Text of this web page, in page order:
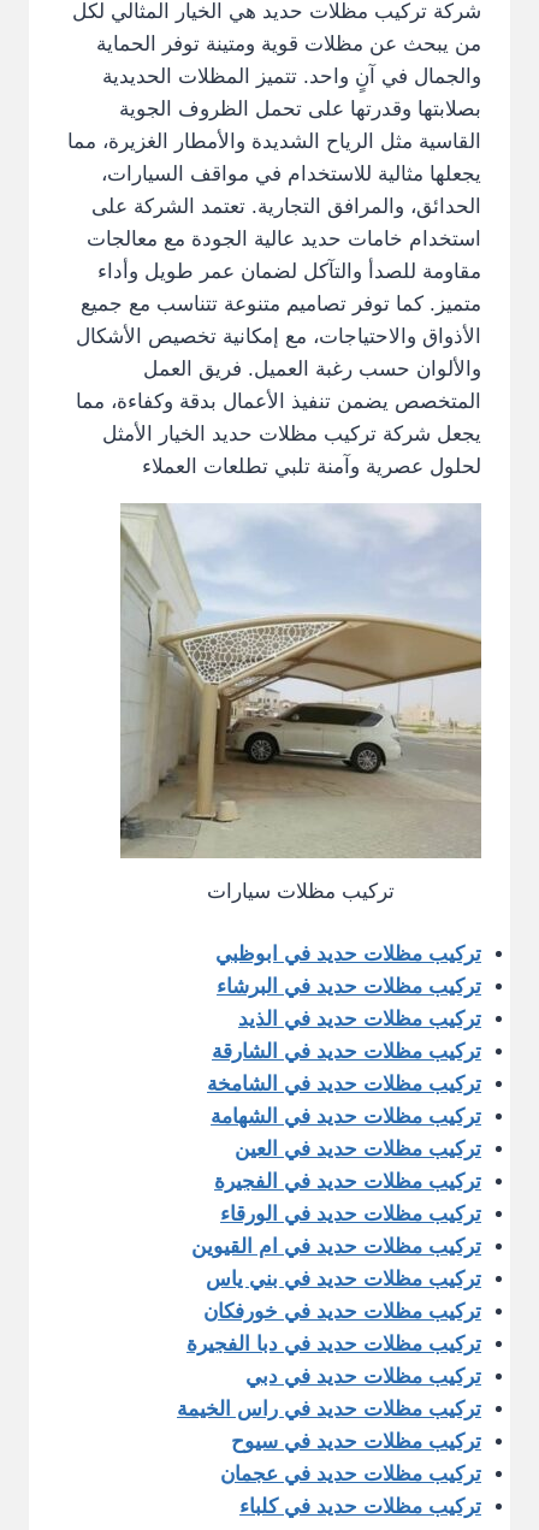
شركة تركيب مظلات حديد هي الخيار المثالي لكل
من يبحث عن مظلات قوية ومتينة توفر الحماية
والجمال في آنٍ واحد. تتميز المظلات الحديدية
بصلابتها وقدرتها على تحمل الظروف الجوية
القاسية مثل الرياح الشديدة والأمطار الغزيرة، مما
يجعلها مثالية للاستخدام في مواقف السيارات،
الحدائق، والمرافق التجارية. تعتمد الشركة على
استخدام خامات حديد عالية الجودة مع معالجات
مقاومة للصدأ والتآكل لضمان عمر طويل وأداء
متميز. كما توفر تصاميم متنوعة تتناسب مع جميع
الأذواق والاحتياجات، مع إمكانية تخصيص الأشكال
والألوان حسب رغبة العميل. فريق العمل
المتخصص يضمن تنفيذ الأعمال بدقة وكفاءة، مما
يجعل شركة تركيب مظلات حديد الخيار الأمثل
لحلول عصرية وآمنة تلبي تطلعات العملاء
تركيب مظلات سيارات
تركيب مظلات حديد في ابوظبي
تركيب مظلات حديد في البرشاء
تركيب مظلات حديد في الذيد
تركيب مظلات حديد في الشارقة
تركيب مظلات حديد في الشامخة
تركيب مظلات حديد في الشهامة
تركيب مظلات حديد في العين
تركيب مظلات حديد في الفجيرة
تركيب مظلات حديد في الورقاء
تركيب مظلات حديد في ام القيوين
تركيب مظلات حديد في بني ياس
تركيب مظلات حديد في خورفكان
تركيب مظلات حديد في دبا الفجيرة
تركيب مظلات حديد في دبي
تركيب مظلات حديد في راس الخيمة
تركيب مظلات حديد في سيوح
تركيب مظلات حديد في عجمان
تركيب مظلات حديد في كلباء